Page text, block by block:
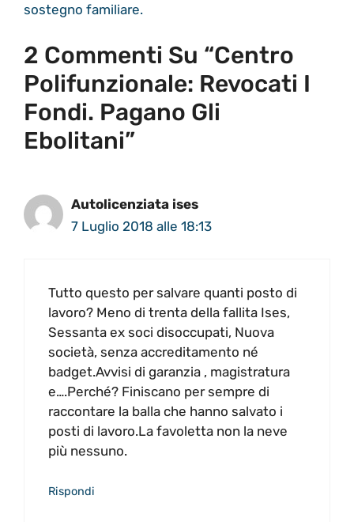
sostegno familiare.
2 Commenti Su “Centro
Polifunzionale: Revocati I
Fondi. Pagano Gli
Ebolitani”
Autolicenziata ises
7 Luglio 2018 alle 18:13
Tutto questo per salvare quanti posto di
lavoro? Meno di trenta della fallita Ises,
Sessanta ex soci disoccupati, Nuova
società, senza accreditamento né
badget.Avvisi di garanzia , magistratura
e….Perché? Finiscano per sempre di
raccontare la balla che hanno salvato i
posti di lavoro.La favoletta non la neve
più nessuno.
Rispondi